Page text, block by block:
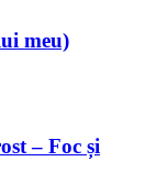
meu)
– Foc și